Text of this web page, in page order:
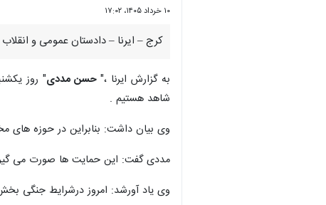
۱۰ خرداد ۱۴۰۵، ۱۷:۰۲
کرج – ایرنا – دادستان عمومی و
به گزارش ایرنا ،"حسن مددی" روز
شاهد هستیم .
وی بیان داشت: بنابراین در حوزه
مددی گفت: این حمایت ها صورت می
وی یاد آورشد: امروز درشرایط جنگی